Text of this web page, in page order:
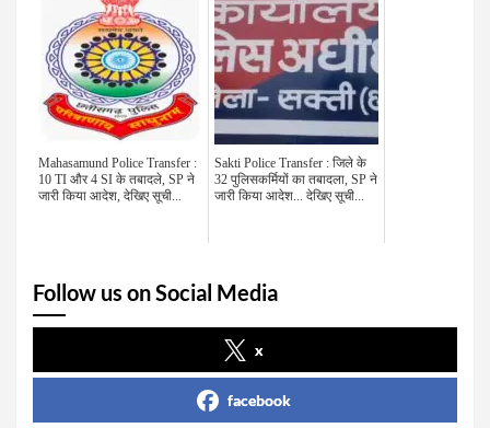
Mahasamund Police Transfer :
10 TI और 4 SI के तबादले, SP ने
जारी किया आदेश, देखिए सूची...
Sakti Police Transfer : जिले के
32 पुलिसकर्मियों का तबादला, SP ने
जारी किया आदेश... देखिए सूची...
Follow us on Social Media
x
facebook